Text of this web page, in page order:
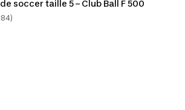
soccer taille 5 – Club Ball F 500